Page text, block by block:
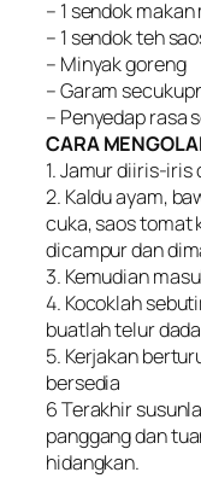
– 1 sendok
– 1 sendok teh
– Minyak goreng
– Garam
– Penyedap rasa
CARA
1. Jamur diiris-
2. Kaldu ayam,
cuka, saos tomat
dicampur dan
3. Kemudian
4. Kocoklah
buatlah telur
5. Kerjakan
bersedia
6 Terakhir
panggang dan
hidangkan.